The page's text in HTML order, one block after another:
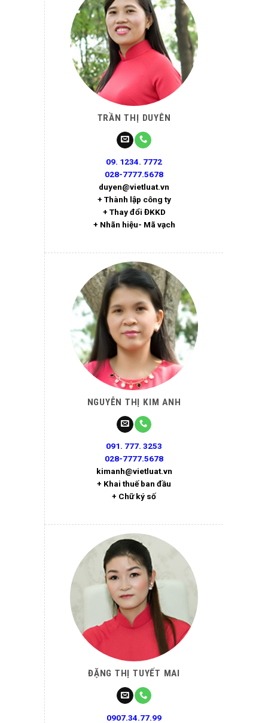
TRẦN THỊ DUYÊN
09. 1234. 7772
028-7777.5678
duyen@vietluat.vn
+ Thành lập công ty
+ Thay đổi ĐKKD
+ Nhãn hiệu- Mã vạch
NGUYỄN THỊ KIM ANH
091. 777. 3253
028-7777.5678
kimanh@vietluat.vn
+ Khai thuế ban đầu
+ Chữ ký số
ĐẶNG THỊ TUYẾT MAI
0907.34.77.99